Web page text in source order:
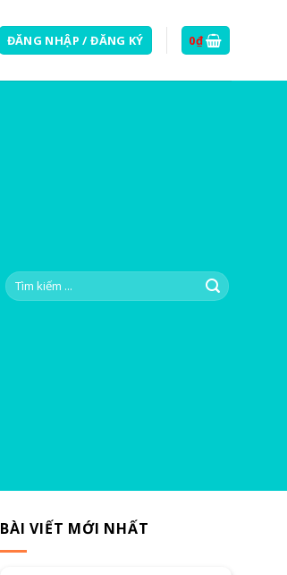
ĐĂNG NHẬP / ĐĂNG KÝ 0₫
Tìm
kiếm:
BÀI VIẾT MỚI NHẤT